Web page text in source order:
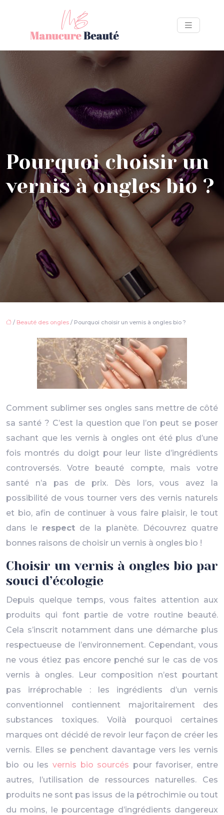
Pourquoi choisir un
vernis à ongles bio ?
/ Beauté des ongles / Pourquoi choisir un vernis à ongles bio ?
Comment sublimer ses ongles sans mettre de côté
sa santé ? C’est la question que l’on peut se poser
sachant que les vernis à ongles ont été plus d’une
fois montrés du doigt pour leur liste d’ingrédients
controversés. Votre beauté compte, mais votre
santé n’a pas de prix. Dès lors, vous avez la
possibilité de vous tourner vers des vernis naturels
et bio, afin de continuer à vous faire plaisir, le tout
dans le respect de la planète. Découvrez quatre
bonnes raisons de choisir un vernis à ongles bio !
Choisir un vernis à ongles bio par
souci d’écologie
Depuis quelque temps, vous faites attention aux
produits qui font partie de votre routine beauté.
Cela s’inscrit notamment dans une démarche plus
respectueuse de l’environnement. Cependant, vous
ne vous étiez pas encore penché sur le cas de vos
vernis à ongles. Leur composition n’est pourtant
pas irréprochable : les ingrédients d’un vernis
conventionnel contiennent majoritairement des
substances toxiques. Voilà pourquoi certaines
marques ont décidé de revoir leur façon de créer les
vernis. Elles se penchent davantage vers les vernis
bio ou les vernis bio sourcés pour favoriser, entre
autres, l’utilisation de ressources naturelles. Ces
produits ne sont pas issus de la pétrochimie ou tout
du moins, le pourcentage d’ingrédients dangereux